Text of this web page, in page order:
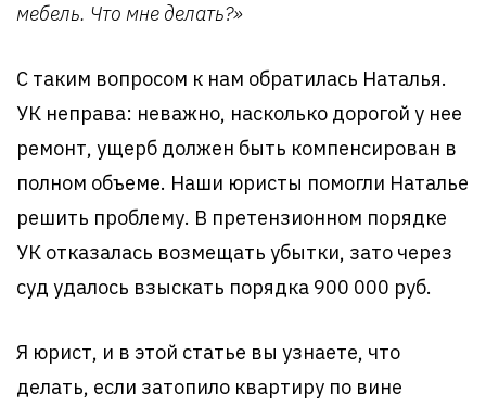
мебель. Что мне делать?»
С таким вопросом к нам обратилась Наталья.
УК неправа: неважно, насколько дорогой у нее
ремонт, ущерб должен быть компенсирован в
полном объеме. Наши юристы помогли Наталье
решить проблему. В претензионном порядке
УК отказалась возмещать убытки, зато через
суд удалось взыскать порядка 900 000 руб.
Я юрист, и в этой статье вы узнаете, что
делать, если затопило квартиру по вине